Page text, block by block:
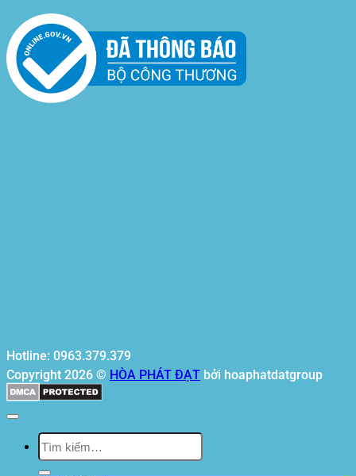
Hotline: 0963.379.379
Copyright 2026 © HÒA PHÁT ĐẠT bởi hoaphatdatgroup
Tìm
kiếm: